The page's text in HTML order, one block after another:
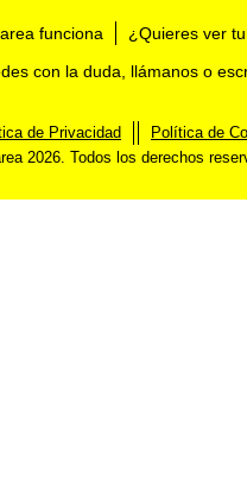
funciona ¿Quieres ver
con la duda, llámanos o
de Privacidad
Política de
2026. Todos los derechos